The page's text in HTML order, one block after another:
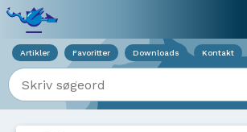
Artikler Favoritter Downloads Kontakt
Indtast søgeord
Viser overlay for indkøbskurv